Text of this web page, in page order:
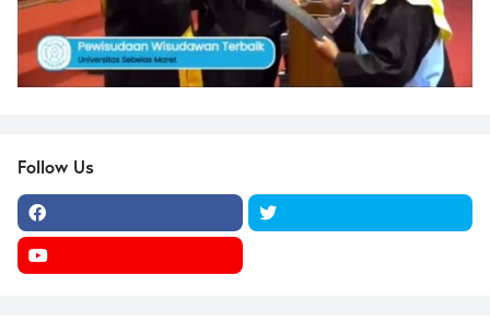
Follow Us